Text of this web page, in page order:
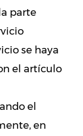
parte
se haya
el artículo
el
en